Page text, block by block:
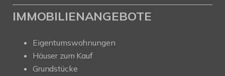
IMMOBILIENANGEBOTE
Eigentumswohnungen
Häuser zum Kauf
Grundstücke